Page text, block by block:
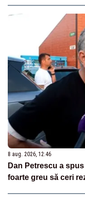
8 aug. 2026, 12:46
Dan Petrescu a
foarte greu să ceri